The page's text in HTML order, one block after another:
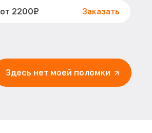
от 2200₽ Заказать
от 900₽ Заказать
от 750₽ Заказать
Здесь нет моей поломки